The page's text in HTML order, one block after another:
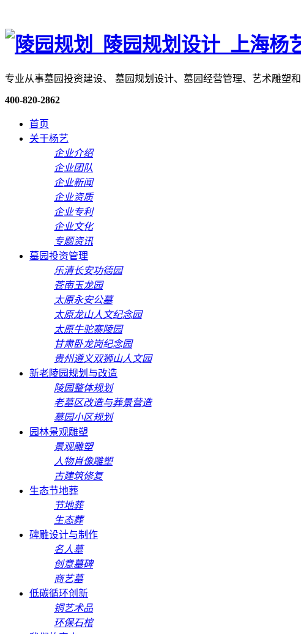
专业从事墓园投资建设、 墓园规划设计、墓园经营管理、艺术雕塑
400-820-2862
首页
关于杨艺
企业介绍
企业团队
企业新闻
企业资质
企业专利
企业文化
专题资讯
墓园投资管理
乐清长安功德园
苍南玉龙园
太原永安公墓
太原龙山人文纪念园
太原牛驼寨陵园
甘肃卧龙岗纪念园
贵州遵义双狮山人文园
新老陵园规划与改造
陵园整体规划
老墓区改造与葬景营造
墓园小区规划
园林景观雕塑
景观雕塑
人物肖像雕塑
古建筑修复
生态节地葬
节地葬
生态葬
碑雕设计与制作
名人墓
创意墓碑
商艺墓
低碳循环创新
铜艺术品
环保石棺